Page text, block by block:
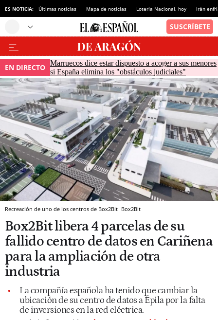
ES NOTICIA: Últimas noticias Mapa de noticias Lotería Nacional, hoy Irán
EN DIRECTO Marruecos dice estar dispuesto a acoger a sus menores
si España elimina los "obstáculos judiciales"
Recreación de uno de los centros de Box2Bit Box2Bit
Box2Bit libera 4 parcelas de su
fallido centro de datos en Cariñena
para la ampliación de otra
industria
La compañía española ha tenido que cambiar la
ubicación de su centro de datos a Épila por la falta
de inversiones en la red eléctrica.